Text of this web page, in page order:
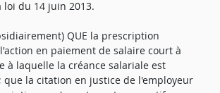
du 14 juin 2013.
QUE la prescription
en paiement de salaire court à
à laquelle la créance salariale est
que la citation en justice de l'employeur